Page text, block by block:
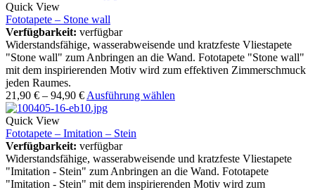
Quick View
Fototapete – Stone wall
Verfügbarkeit: verfügbar
Widerstandsfähige, wasserabweisende und kratzfeste Vliestapete
"Stone wall" zum Anbringen an die Wand. Fototapete "Stone wall"
mit dem inspirierenden Motiv wird zum effektiven Zimmerschmuck
jeden Raumes.
21,90 € – 94,90 € Ausführung wählen
Quick View
Fototapete – Imitation – Stein
Verfügbarkeit: verfügbar
Widerstandsfähige, wasserabweisende und kratzfeste Vliestapete
"Imitation - Stein" zum Anbringen an die Wand. Fototapete
"Imitation - Stein" mit dem inspirierenden Motiv wird zum